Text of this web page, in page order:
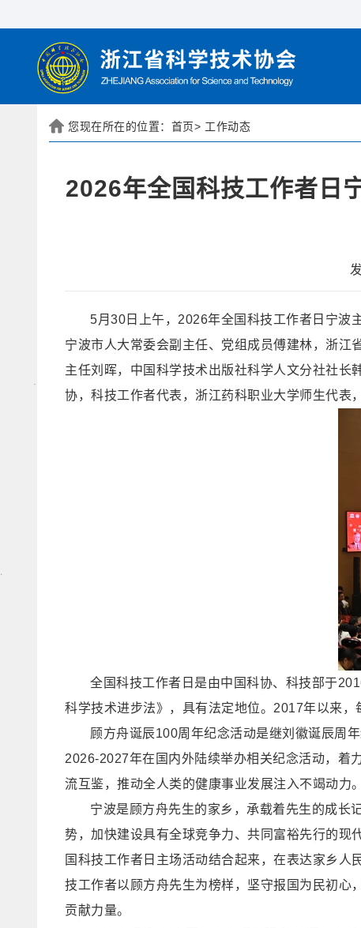
您现在所在的位置： 首页> 工作动态
2026年全国科技工作者日
5月30日上午，2026年全国科技工作者日宁波
宁波市人大常委会副主任、党组成员傅建林，浙江
主任刘晖，中国科学技术出版社科学人文分社社
协，科技工作者代表，浙江药科职业大学师生代表
全国科技工作者日是由中国科协、科技部于
科学技术进步法》，具有法定地位。2017年以来
顾方舟诞辰100周年纪念活动是继刘徽诞辰周
2026-2027年在国内外陆续举办相关纪念活动，着
流互鉴，推动全人类的健康事业发展注入不竭动力。
宁波是顾方舟先生的家乡，承载着先生的成长
势，加快建设具有全球竞争力、共同富裕先行的现
国科技工作者日主场活动结合起来，在表达家乡
技工作者以顾方舟先生为榜样，坚守报国为民初心
贡献力量。